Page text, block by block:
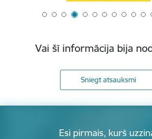
Vai šī informācija bija
Sniegt atsauksmi
Esi pirmais, kurš